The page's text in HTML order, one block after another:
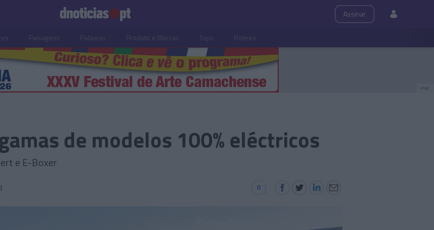
Assinar
Paisagens Palavras Produto e Marcas Tops Roteiro
PUB
de modelos 100% eléctricos
e E-Boxer
0